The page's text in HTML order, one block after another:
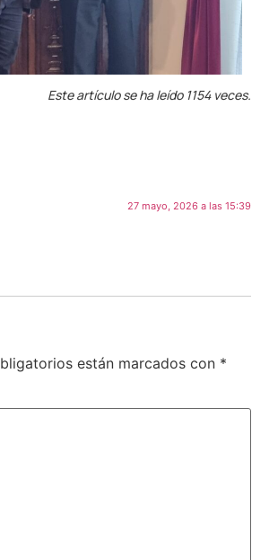
Este artículo se ha leído 1154 veces.
27 mayo, 2026 a las 15:39
están marcados con *